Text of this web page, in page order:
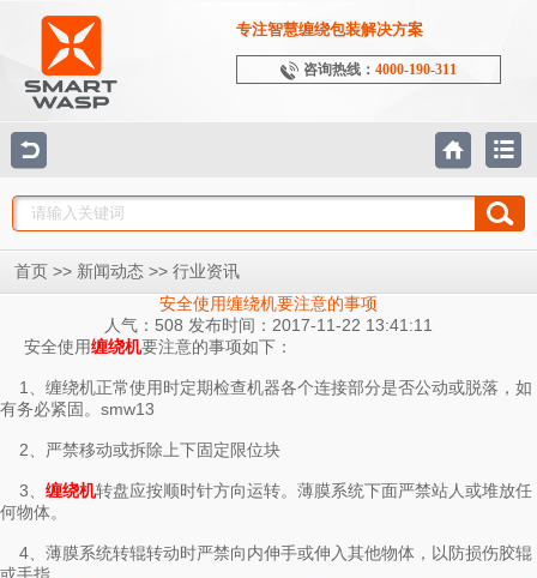
专注智慧缠绕包装解决方案
咨询热线： 4000-190-311
首页 >> 新闻动态 >> 行业资讯
安全使用缠绕机要注意的事项
人气：508 发布时间：2017-11-22 13:41:11
安全使用缠绕机要注意的事项如下：
1、缠绕机正常使用时定期检查机器各个连接部分是否公动或脱落，如
有务必紧固。smw13
2、严禁移动或拆除上下固定限位块
3、 缠绕机转盘应按顺时针方向运转。薄膜系统下面严禁站人或堆放任
何物体。
4、薄膜系统转辊转动时严禁向内伸手或伸入其他物体，以防损伤胶辊